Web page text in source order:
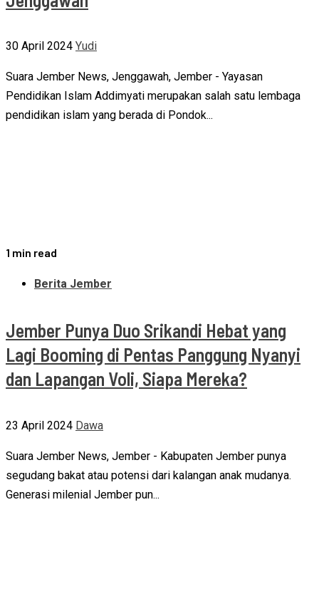
30 April 2024 Yudi
Suara Jember News, Jenggawah, Jember - Yayasan
Pendidikan Islam Addimyati merupakan salah satu lembaga
pendidikan islam yang berada di Pondok...
1 min read
Berita Jember
Jember Punya Duo Srikandi Hebat yang
Lagi Booming di Pentas Panggung Nyanyi
dan Lapangan Voli, Siapa Mereka?
23 April 2024 Dawa
Suara Jember News, Jember - Kabupaten Jember punya
segudang bakat atau potensi dari kalangan anak mudanya.
Generasi milenial Jember pun...